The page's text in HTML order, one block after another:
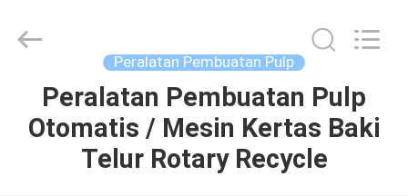
RUMAH
PRODUK
Equipment
Peralatan Pembuatan Pulp
Peralatan Pembuatan Pulp
Otomatis / Mesin Kertas Baki
Telur Rotary Recycle